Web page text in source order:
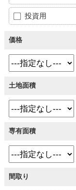
投資用
価格
土地面積
専有面積
間取り